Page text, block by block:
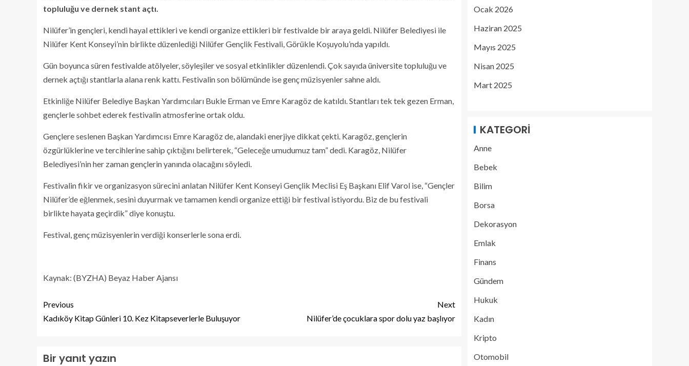
topluluğu ve dernek stant açtı.
Nilüfer’in gençleri, kendi hayal ettikleri ve kendi organize ettikleri bir festivalde bir araya geldi. Nilüfer Belediyesi ile
Nilüfer Kent Konseyi’nin birlikte düzenlediği Nilüfer Gençlik Festivali, Görükle Koşuyolu’nda yapıldı.
Gün boyunca süren festivalde atölyeler, söyleşiler ve sosyal etkinlikler düzenlendi. Çok sayıda üniversite topluluğu ve
dernek açtığı stantlarla alana renk kattı. Festivalin son bölümünde ise genç müzisyenler sahne aldı.
Etkinliğe Nilüfer Belediye Başkan Yardımcıları Bukle Erman ve Emre Karagöz de katıldı. Stantları tek tek gezen Erman,
gençlerle sohbet ederek festivalin atmosferine ortak oldu.
Gençlere seslenen Başkan Yardımcısı Emre Karagöz de, alandaki enerjiye dikkat çekti. Karagöz, gençlerin
özgürlüklerine ve tercihlerine sahip çıktığını belirterek, “Geleceğe umudumuz tam” dedi. Karagöz, Nilüfer
Belediyesi’nin her zaman gençlerin yanında olacağını söyledi.
Festivalin fikir ve organizasyon sürecini anlatan Nilüfer Kent Konseyi Gençlik Meclisi Eş Başkanı Elif Varol ise, “Gençler
Nilüfer’de eğlenmek, sesini duyurmak ve tamamen kendi organize ettiği bir festival istiyordu. Biz de bu festivali
birlikte hayata geçirdik” diye konuştu.
Festival, genç müzisyenlerin verdiği konserlerle sona erdi.
Kaynak: (BYZHA) Beyaz Haber Ajansı
Previous
Kadıköy Kitap Günleri 10. Kez Kitapseverlerle Buluşuyor
Next
Nilüfer’de çocuklara spor dolu yaz başlıyor
Bir yanıt yazın
Ocak 2026
Haziran 2025
Mayıs 2025
Nisan 2025
Mart 2025
KATEGORI
Anne
Bebek
Bilim
Borsa
Dekorasyon
Emlak
Finans
Gündem
Hukuk
Kadın
Kripto
Otomobil